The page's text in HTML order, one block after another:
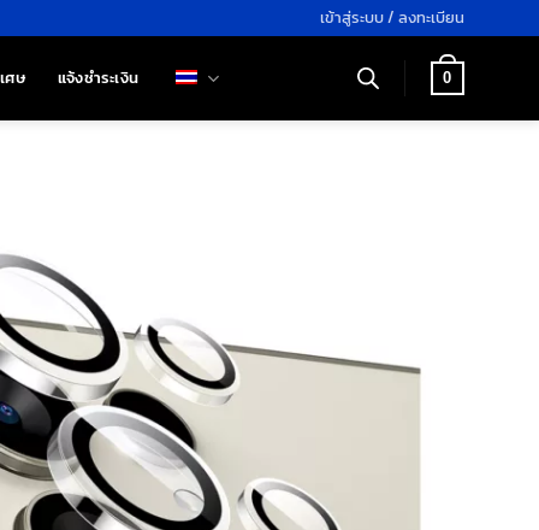
เข้าสู่ระบบ / ลงทะเบียน
ศษ แจ้งชำระเงิน 0